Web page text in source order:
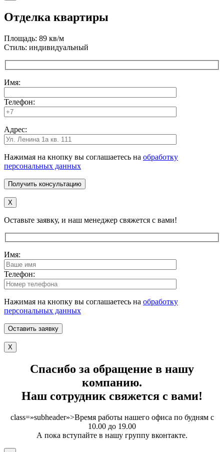
Отделка квартиры
Площадь: 89 кв/м
Стиль: индивидуальный
Имя:
Телефон:
Адрес:
Нажимая на кнопку вы соглашаетесь на обработку
персональных данных
X
Оставьте заявку, и наш менеджер свяжется с вами!
Имя:
Телефон:
Нажимая на кнопку вы соглашаетесь на обработку
персональных данных
X
Спасибо за обращение в нашу
компанию.
Наш сотрудник свяжется с вами!
class=»subheader»>Время работы нашего офиса по будням с
10.00 до 19.00
А пока вступайте в нашу группу вконтакте.